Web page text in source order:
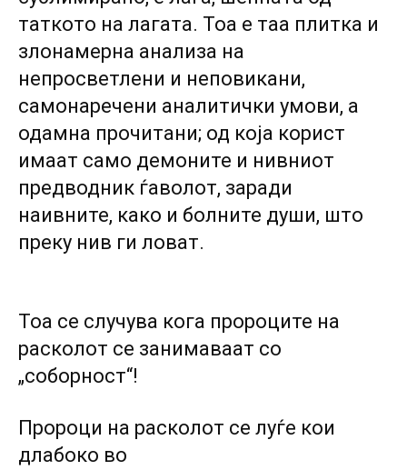
таткото на лагата. Тоа е таа плитка и
злонамерна анализа на
непросветлени и неповикани,
самонаречени аналитички умови, а
одамна прочитани; од која корист
имаат само демоните и нивниот
предводник ѓаволот, заради
наивните, како и болните души, што
преку нив ги ловат.
Тоа се случува кога пророците на
расколот се занимаваат со
„соборност“!
Пророци на расколот се луѓе кои
длабоко во